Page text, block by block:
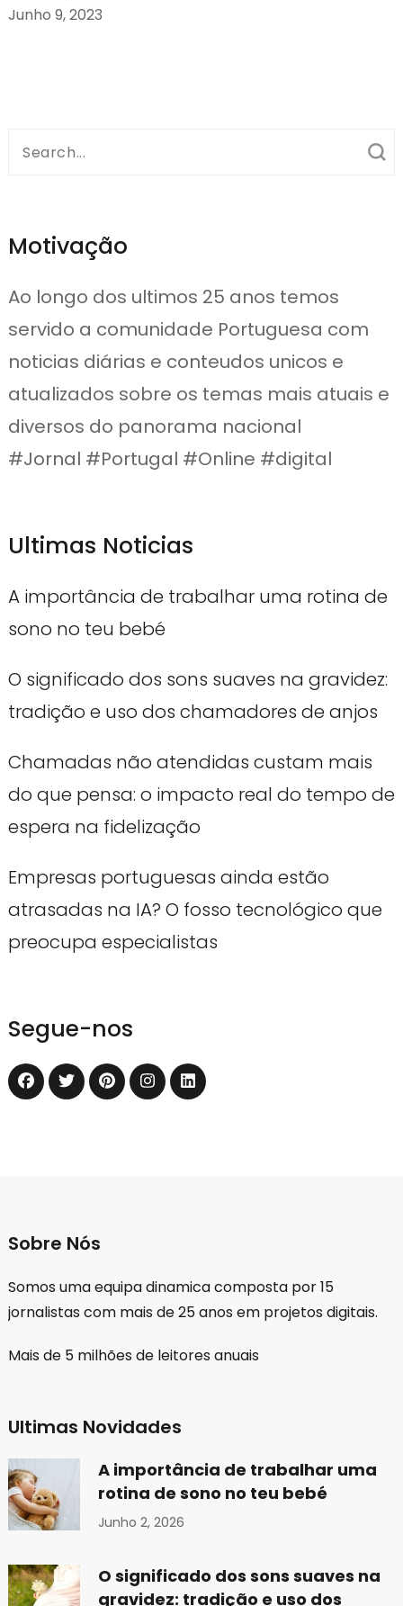
Junho 9, 2023
Search
Motivação
Ao longo dos ultimos 25 anos temos
servido a comunidade Portuguesa com
noticias diárias e conteudos unicos e
atualizados sobre os temas mais atuais e
diversos do panorama nacional
#Jornal #Portugal #Online #digital
Ultimas Noticias
A importância de trabalhar uma rotina de
sono no teu bebé
O significado dos sons suaves na gravidez:
tradição e uso dos chamadores de anjos
Chamadas não atendidas custam mais
do que pensa: o impacto real do tempo de
espera na fidelização
Empresas portuguesas ainda estão
atrasadas na IA? O fosso tecnológico que
preocupa especialistas
Segue-nos
Sobre Nós
Somos uma equipa dinamica composta por 15
jornalistas com mais de 25 anos em projetos digitais.
Mais de 5 milhões de leitores anuais
Ultimas Novidades
A importância de trabalhar uma
rotina de sono no teu bebé
Junho 2, 2026
O significado dos sons suaves na
gravidez: tradição e uso dos